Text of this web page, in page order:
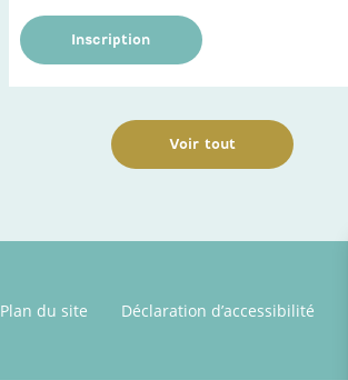
Inscription
Voir tout
Plan du site Déclaration d’accessibilité